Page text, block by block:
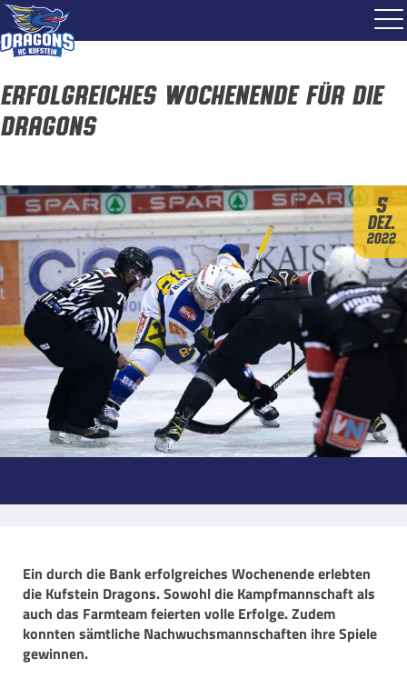
Erfolgreiches Wochenende für die
Dragons
5
Dez.
2022
Ein durch die Bank erfolgreiches Wochenende erlebten
die Kufstein Dragons. Sowohl die Kampfmannschaft als
auch das Farmteam feierten volle Erfolge. Zudem
konnten sämtliche Nachwuchsmannschaften ihre Spiele
gewinnen.